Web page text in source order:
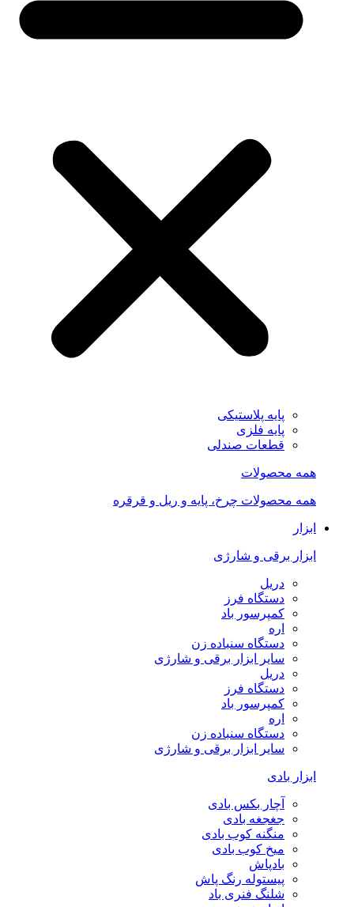
پایه پلاستیکی
پایه فلزی
قطعات صندلی
همه محصولات
همه محصولات چرخ، پایه و ریل و قرقره
ابزار
ابزار برقی و شارژی
دریل
دستگاه فرز
کمپرسور باد
اره
دستگاه سنباده زن
سایر ابزار برقی و شارژی
دریل
دستگاه فرز
کمپرسور باد
اره
دستگاه سنباده زن
سایر ابزار برقی و شارژی
ابزار بادی
آچار بکس بادی
جغجغه بادی
منگنه کوب بادی
میخ کوب بادی
بادپاش
پیستوله رنگ پاش
شلنگ فنری باد